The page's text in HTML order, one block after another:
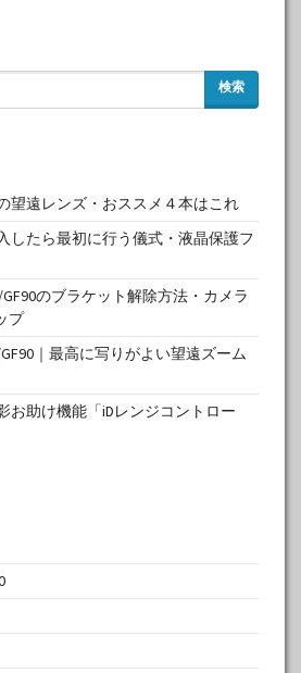
検索
望遠レンズ・おススメ４本はこれ
したら最初に行う儀式・液晶保護フ
GF90のブラケット解除方法・カメラ
プ
｜最高に写りがよい望遠ズーム
お助け機能「iDレンジコントロー